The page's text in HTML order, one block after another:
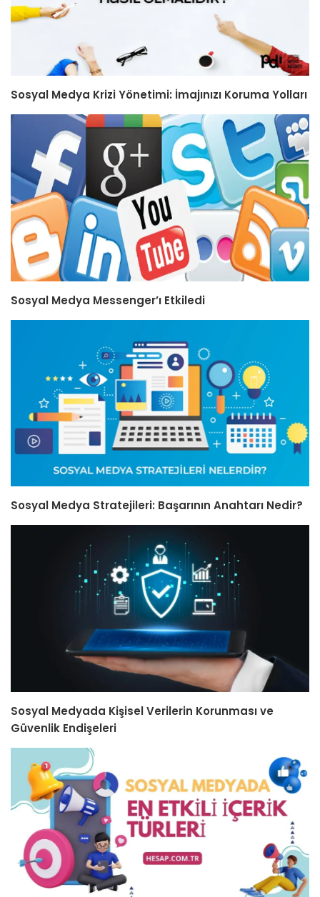
Sosyal Medya Krizi Yönetimi: İmajınızı Koruma Yolları
Sosyal Medya Messenger’ı Etkiledi
Sosyal Medya Stratejileri: Başarının Anahtarı Nedir?
Sosyal Medyada Kişisel Verilerin Korunması ve
Güvenlik Endişeleri